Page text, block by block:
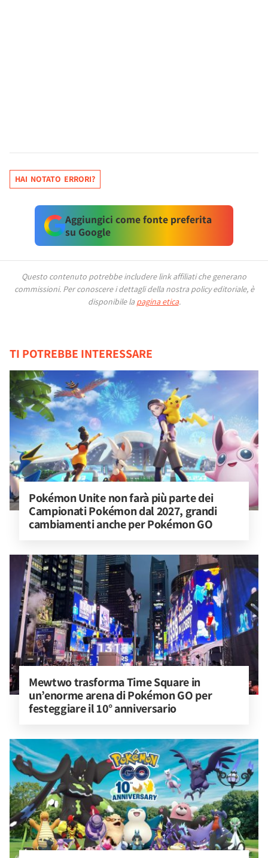
HAI NOTATO ERRORI?
Aggiungici come fonte preferita
su Google
Questo contenuto potrebbe includere link affiliati che generano
commissioni. Per conoscere i dettagli della nostra policy editoriale, è
disponibile la pagina etica.
TI POTREBBE INTERESSARE
Pokémon Unite non farà più parte dei
Campionati Pokémon dal 2027, grandi
cambiamenti anche per Pokémon GO
Mewtwo trasforma Time Square in
un’enorme arena di Pokémon GO per
festeggiare il 10° anniversario